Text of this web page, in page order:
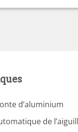
d’aluminium
de